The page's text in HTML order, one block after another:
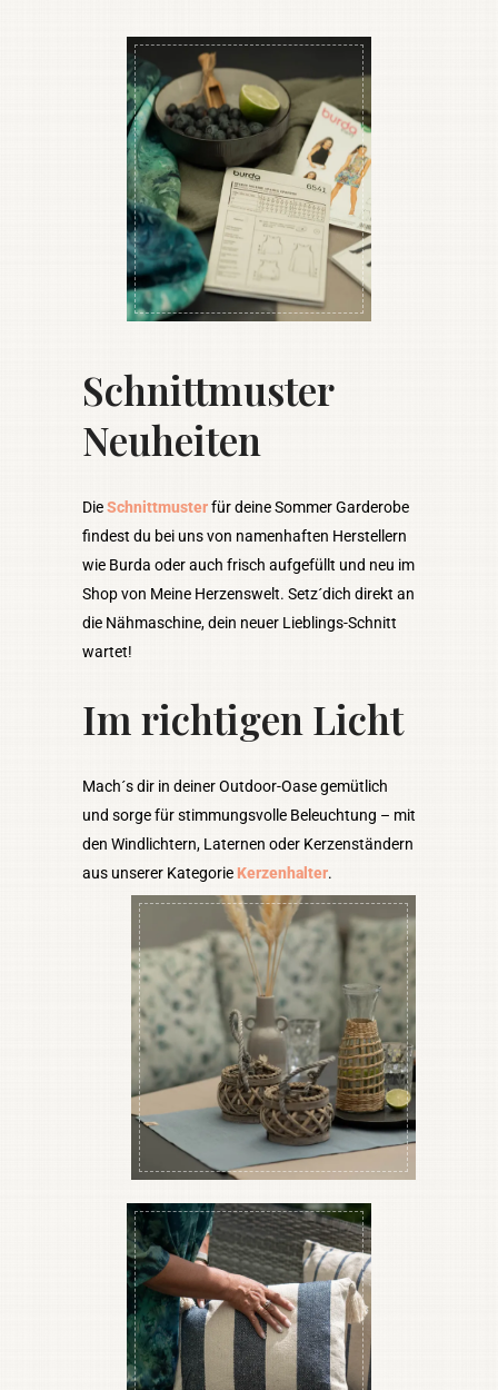
Schnittmuster
Neuheiten
DieSchnittmusterfür deine Sommer Garderobe
findest du bei uns von namenhaften Herstellern
wie Burda oder auch frisch aufgefüllt und neu im
Shop von Meine Herzenswelt. Setz´dich direkt an
die Nähmaschine, dein neuer Lieblings-Schnitt
wartet!
Im richtigen Licht
Mach´s dir in deiner Outdoor-Oase gemütlich
und sorge für stimmungsvolle Beleuchtung – mit
den Windlichtern, Laternen oder Kerzenständern
aus unserer Kategorie Kerzenhalter.